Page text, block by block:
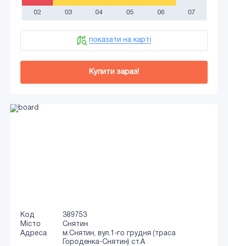
02 03 04 05 06 07
показати на карті
Купити зараз!
Код
389753
Місто
Снятин
Адреса
м.Снятин, вул.1-го грудня (траса
Городенка-Снятин) ст.А